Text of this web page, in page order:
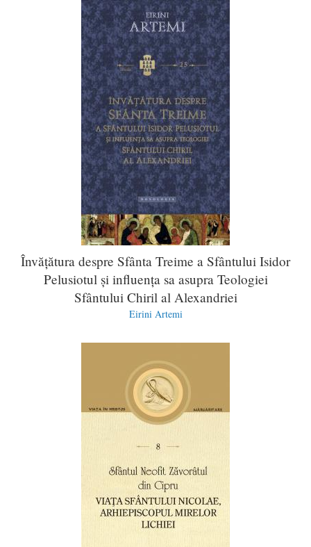
Învăţătura despre Sfânta Treime a Sfântului Isidor
Pelusiotul şi influența sa asupra Teologiei
Sfântului Chiril al Alexandriei
Eirini Artemi